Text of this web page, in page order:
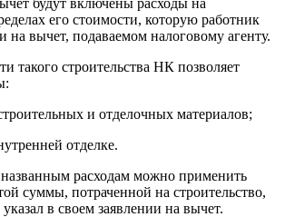
его стоимости, которую работник
на вычет, подаваемом налоговому агенту.
такого строительства НК позволяет
и отделочных материалов;
отделке.
расходам можно применить
суммы, потраченной на строительство,
в своем заявлении на вычет.